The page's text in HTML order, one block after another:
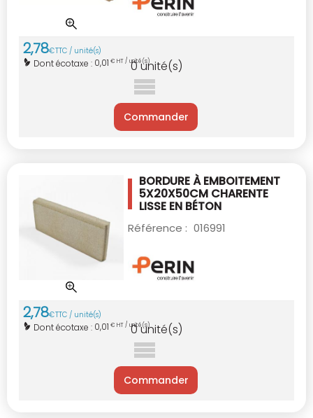
2,78€TTC / unité(s)
Dont écotaxe : 0,01 € HT / unité(s)
0unité(s)
Commander
BORDURE À EMBOITEMENT
5X20X50CM CHARENTE
LISSE EN BÉTON
Référence : 016991
2,78€TTC / unité(s)
Dont écotaxe : 0,01 € HT / unité(s)
0unité(s)
Commander